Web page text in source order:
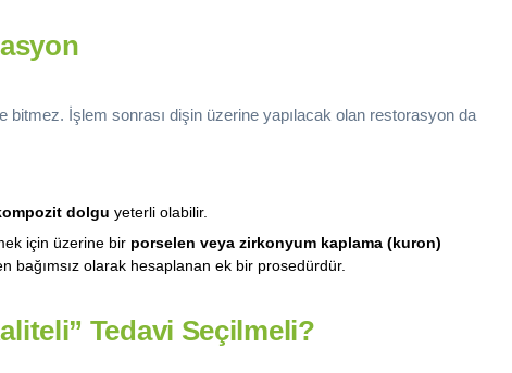
İşlem sonrası dişin üzerine yapılacak olan restorasyon da
dolgu yeterli olabilir.
için üzerine bir porselen veya zirkonyum kaplama (kuron)
bağımsız olarak hesaplanan ek bir prosedürdür.
Tedavi Seçilmeli?